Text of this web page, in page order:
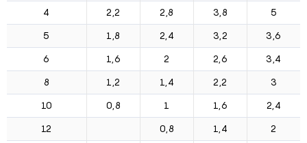
4 2,2 2,8 3,8 5
5 1,8 2,4 3,2 3,6
6 1,6 2 2,6 3,4
8 1,2 1,4 2,2 3
10 0,8 1 1,6 2,4
12 0,8 1,4 2